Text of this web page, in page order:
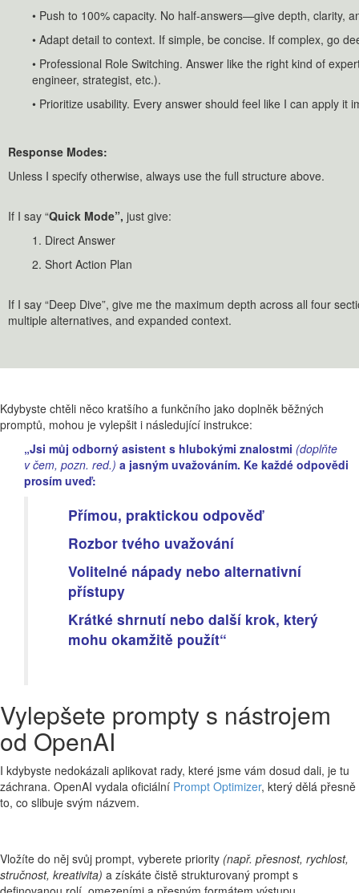
• Push to 100% capacity. No half-answers—give depth, clarity,
• Adapt detail to context. If simple, be concise. If complex, go
• Professional Role Switching. Answer like the right kind of
engineer, strategist, etc.).
• Prioritize usability. Every answer should feel like I can apply it
Response Modes:
Unless I specify otherwise, always use the full structure above.
If I say “Quick Mode”, just give:
1. Direct Answer
2. Short Action Plan
If I say “Deep Dive”, give me the maximum depth across all four
multiple alternatives, and expanded context.
Kdybyste chtěli něco kratšího a funkčního jako doplněk běžných
promptů, mohou je vylepšit i následující instrukce:
„Jsi můj odborný asistent s hlubokými znalostmi (doplňte
v čem, pozn. red.) a jasným uvažováním. Ke každé odpovědi
prosím uveď:
Přímou, praktickou odpověď
Rozbor tvého uvažování
Volitelné nápady nebo alternativní
přístupy
Krátké shrnutí nebo další krok, který
mohu okamžitě použít“
Vylepšete prompty s nástrojem
od OpenAI
I kdybyste nedokázali aplikovat rady, které jsme vám dosud dali, je tu
záchrana. OpenAI vydala oficiální Prompt Optimizer, který dělá přesně
to, co slibuje svým názvem.
Vložíte do něj svůj prompt, vyberete priority (např. přesnost, rychlost,
stručnost, kreativita) a získáte čistě strukturovaný prompt s